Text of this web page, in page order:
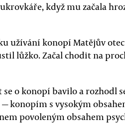
když mu začala
užívání konopí Matějův
lůžko. Začal chodit na
se o konopí bavilo a rozhodl
— konopím s vysokým
povoleným obsahem